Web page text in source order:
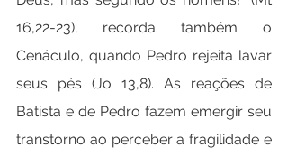
16,22-23); recorda também o
Cenáculo, quando Pedro rejeita lavar
seus pés (Jo 13,8). As reações de
Batista e de Pedro fazem emergir seu
transtorno ao perceber a fragilidade e